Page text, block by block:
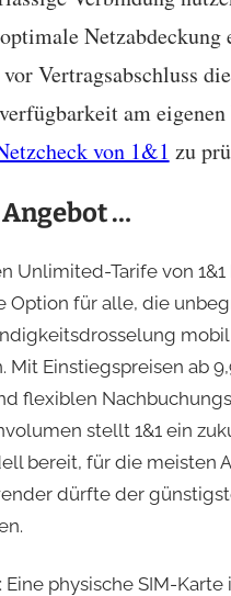
Netzabdeckung
Vertragsabschluss die
am
von 1&1 zu
…
Unlimited-Tarife von
Option für alle, die
Mit Einstiegspreisen ab
flexiblen
stellt 1&1 ein
bereit, für die meisten
dürfte der
Eine physische SIM-Karte